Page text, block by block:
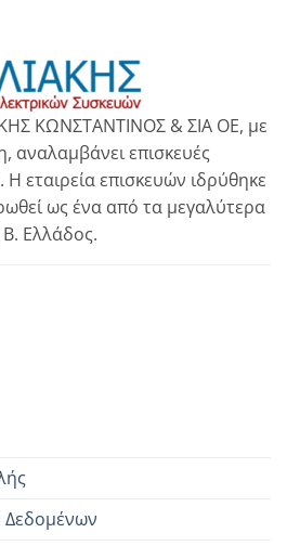
ΚΩΝΣΤΑΝΤΙΝΟΣ & ΣΙΑ ΟΕ, με
αναλαμβάνει επισκευές
εταιρεία επισκευών ιδρύθηκε
ως ένα από τα μεγαλύτερα
Ελλάδος.
Δεδομένων